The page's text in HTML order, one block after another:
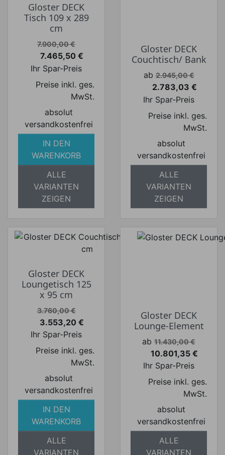
Gloster DECK
Tisch 109 x 289
cm
Verkaufspreis
7.900,00 €
Preis
7.465,50 €
Ihr Spar-Preis
Preise inkl. ges.
MwSt.
absolut
versandkostenfrei
IN DEN
WARENKORB
ALLE
VARIANTEN
ZEIGEN
Gloster DECK
Couchtisch/ Bank
Verkaufspreis
ab 2.945,00 €
Preis
2.783,03 €
Ihr Spar-Preis
Preise inkl. ges.
MwSt.
absolut
versandkostenfrei
ALLE
VARIANTEN
ZEIGEN
Gloster DECK
Loungetisch 125
x 95 cm
Verkaufspreis
3.760,00 €
Preis
3.553,20 €
Ihr Spar-Preis
Preise inkl. ges.
MwSt.
absolut
versandkostenfrei
IN DEN
WARENKORB
ALLE
VARIANTEN
Gloster DECK
Lounge-Element
Verkaufspreis
ab 11.430,00 €
Preis
10.801,35 €
Ihr Spar-Preis
Preise inkl. ges.
MwSt.
absolut
versandkostenfrei
ALLE
VARIANTEN